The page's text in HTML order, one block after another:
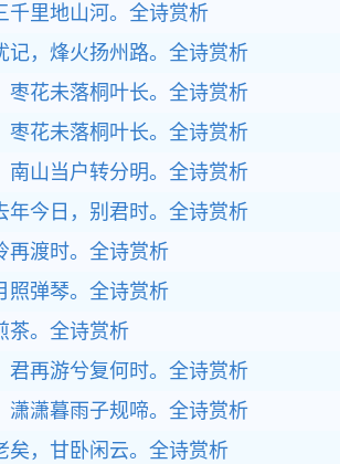
里地山河。 全诗赏析
，烽火扬州路。 全诗赏析
花未落桐叶长。 全诗赏析
花未落桐叶长。 全诗赏析
山当户转分明。 全诗赏析
今日，别君时。 全诗赏析
渡时。 全诗赏析
弹琴。 全诗赏析
。 全诗赏析
再游兮复何时。 全诗赏析
潇暮雨子规啼。 全诗赏析
，甘卧闲云。 全诗赏析